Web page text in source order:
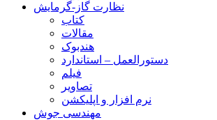
نظارت گاز-گرمایش
کتاب
مقالات
هندبوک
دستورالعمل – استاندارد
فیلم
تصاویر
نرم افزار و اپلیکشن
مهندسی جوش